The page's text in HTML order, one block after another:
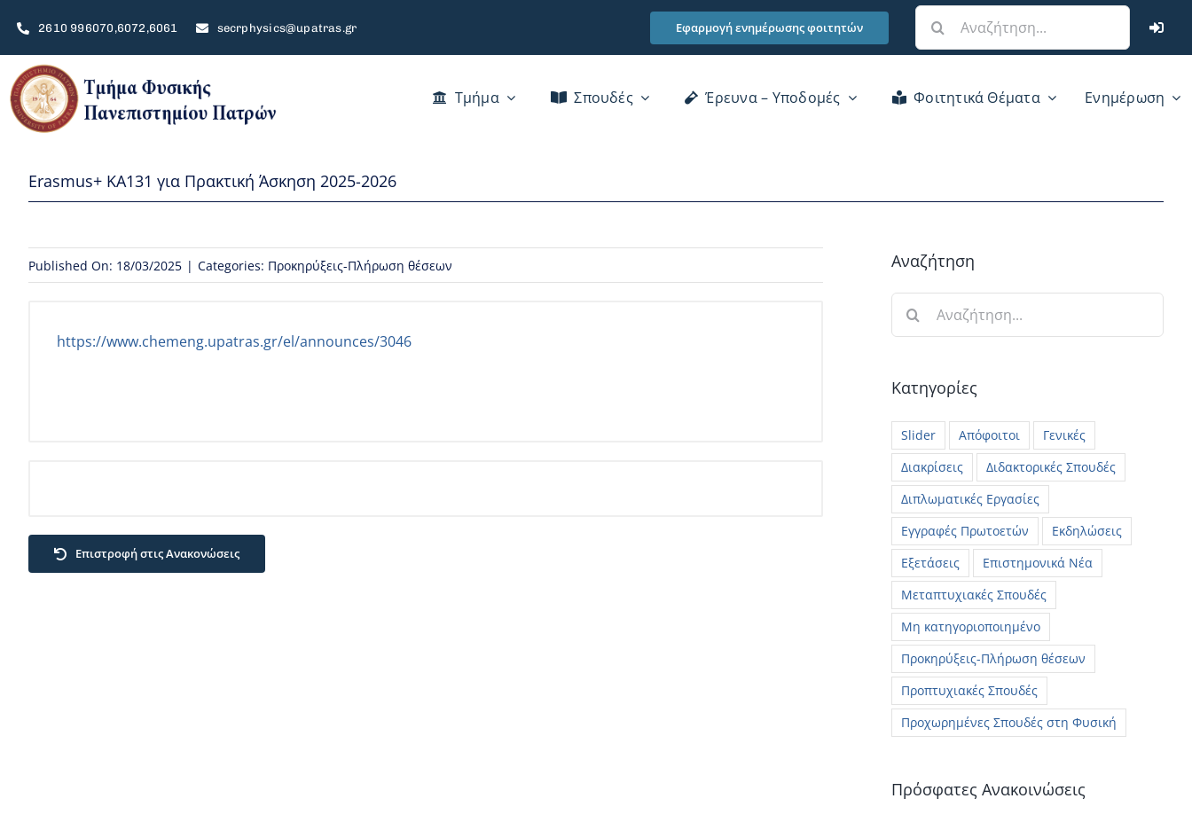
στο
περιεχόμενο
2610 996070,6072,6061 secrphysics@upatras.gr Εφαρμογή ενημέρωσης φοιτητών
Αναζήτηση
για:
Τμήμα
Περιγραφή
Διοίκηση – Τομείς – Επιτροπές
Πολιτική Ποιότητας ΠΠΣ
Διατελέσαντα μέλη του Τμήματος
Σπουδές Έρευνα – Υποδομές Φοιτητικά Θέματα Ενημέρωση
Erasmus+ KA131 για Πρακτική Άσκηση 2025-2026
Published On: 18/03/2025 | Categories: Προκηρύξεις-Πλήρωση θέσεων
https://www.chemeng.upatras.gr/el/announces/3046
Επιστροφή στις Ανακονώσεις
Αναζήτηση
Αναζήτηση
Κατηγορίες
Slider Απόφοιτοι
Γενικές
Διακρίσεις
Διδακτορικές Σπουδές
Διπλωματικές Εργασίες
Εγγραφές Πρωτοετών
Εκδηλώσεις
Εξετάσεις
Επιστημονικά Νέα
Μεταπτυχιακές Σπουδές
Μη κατηγοριοποιημένο
Προκηρύξεις-Πλήρωση θέσεων
Προπτυχιακές Σπουδές
Προχωρημένες Σπουδές στη Φυσική
Πρόσφατες Ανακοινώσεις